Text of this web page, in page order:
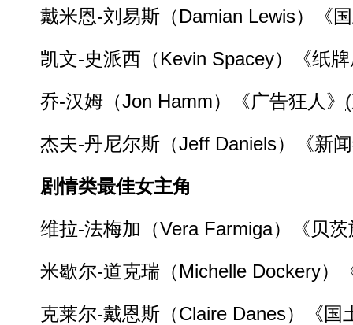
戴米恩-刘易斯（Damian Lewis）《国
凯文-史派西（Kevin Spacey）《纸牌
乔-汉姆（Jon Hamm）《广告狂人》
杰夫-丹尼尔斯（Jeff Daniels）《新闻
剧情类最佳女主角
维拉-法梅加（Vera Farmiga）《贝茨
米歇尔-道克瑞（Michelle Dockery）
克莱尔-戴恩斯（Claire Danes）《国